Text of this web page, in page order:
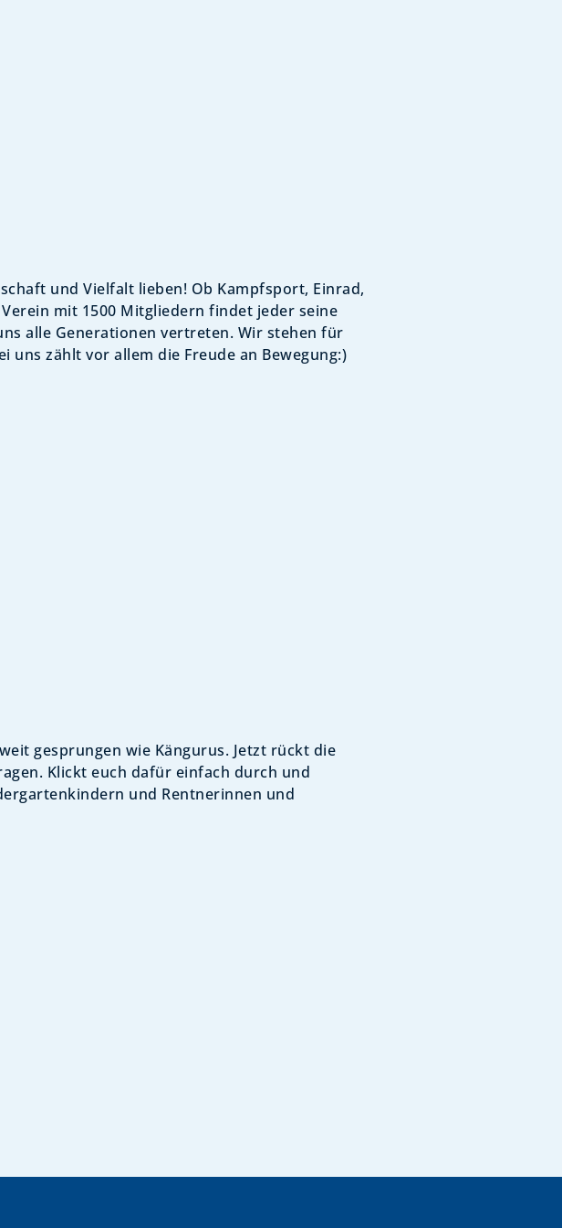
und Vielfalt lieben! Ob Kampfsport, Einrad,
mit 1500 Mitgliedern findet jeder seine
alle Generationen vertreten. Wir stehen für
uns zählt vor allem die Freude an Bewegung:)
gesprungen wie Kängurus. Jetzt rückt die
Klickt euch dafür einfach durch und
und Rentnerinnen und